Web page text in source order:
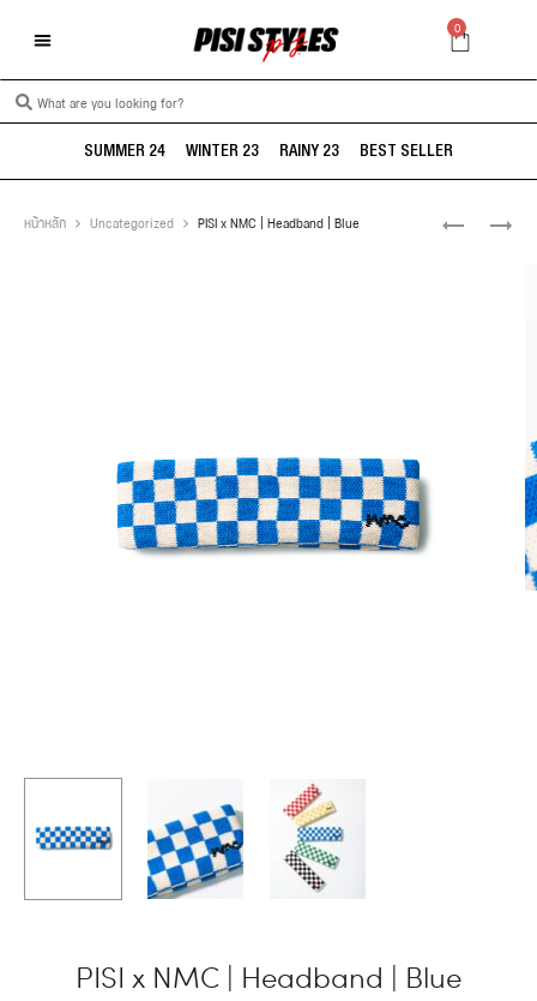
0
SUMMER 24 WINTER 23 RAINY 23 BEST SELLER
หน้าหลัก Uncategorized PISI x NMC | Headband | Blue
PISI x NMC | Headband | Blue